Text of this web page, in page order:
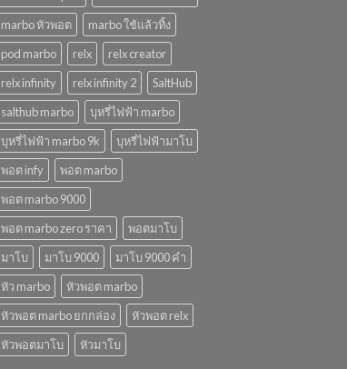
marbo หัวพอต
marbo ใช้แล้วทิ้ง
pod marbo
relx
relx creator
relx infinity
relx infinity 2
SaltHub
salthub marbo
บุหรี่ไฟฟ้า marbo
บุหรี่ไฟฟ้า marbo 9k
บุหรี่ไฟฟ้ามาโบ
พอต infy
พอต marbo
พอต marbo 9000
พอต marbo zero ราคา
พอตมาโบ
มาโบ
มาโบ 9000
มาโบ 9000 คํา
หัว marbo
หัวพอต marbo
หัวพอต marbo ยกกล่อง
หัวพอต relx
หัวพอตมาโบ
หัวมาโบ